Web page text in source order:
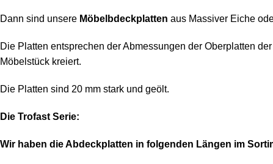
Dann sind unsere Möbelbdeckplatten aus Massiver Eiche
Die Platten entsprechen der Abmessungen der Oberplatten
Möbelstück kreiert.
Die Platten sind 20 mm stark und geölt.
Die Trofast Serie:
Wir haben die Abdeckplatten in folgenden Längen im